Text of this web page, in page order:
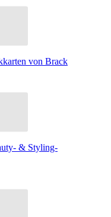
von Brack
& Styling-